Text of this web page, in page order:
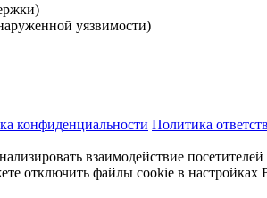
уязвимости)
конфиденциальности Политика
взаимодействие
отключить файлы cookie в настройках